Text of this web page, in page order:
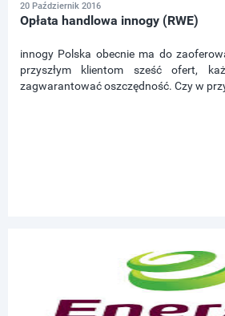
20 Październik 2016
Opłata handlowa innogy (RWE)
innogy Polska obecnie ma do
przyszłym klientom sześć ofert,
zagwarantować oszczędność. Czy w